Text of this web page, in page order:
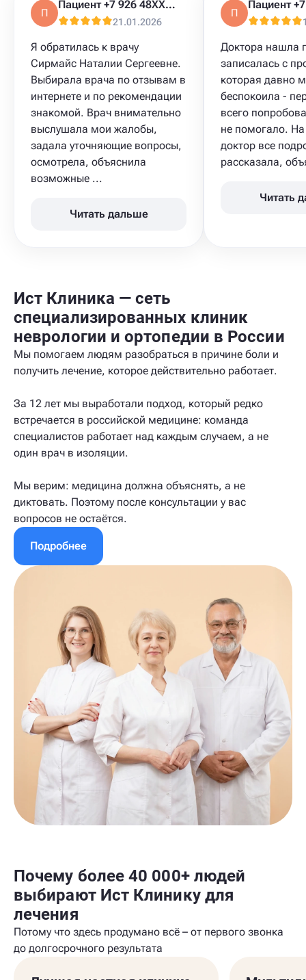
П
Пациент +7 926 48XXXXX
21.01.2026
Я обратилась к врачу
Сирмайс Наталии Сергеевне.
Выбирала врача по отзывам в
интернете и по рекомендации
знакомой. Врач внимательно
выслушала мои жалобы,
задала уточняющие вопросы,
осмотрела, объяснила
возможные ...
Читать дальше
П
Доктора нашла
записалась с
которая давно
беспокоила -
всего
не помогало.
доктор все
рассказала,
Читать
Ист Клиника — сеть
специализированных клиник
неврологии и ортопедии в России
Мы помогаем людям разобраться в причине боли и
получить лечение, которое действительно работает.
За 12 лет мы выработали подход, который редко
встречается в российской медицине: команда
специалистов работает над каждым случаем, а не
один врач в изоляции.
Мы верим: медицина должна объяснять, а не
диктовать. Поэтому после консультации у вас
вопросов не остаётся.
Подробнее
Почему более 40 000+ людей
выбирают Ист Клинику для
лечения
Потому что здесь продумано всё – от первого звонка
до долгосрочного результата